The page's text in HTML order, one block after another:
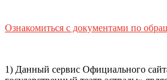
мобильный номер телефона
Способ оплаты
Банковская карта
карта
Ознакомиться с документами по
1) Данный сервис Официального